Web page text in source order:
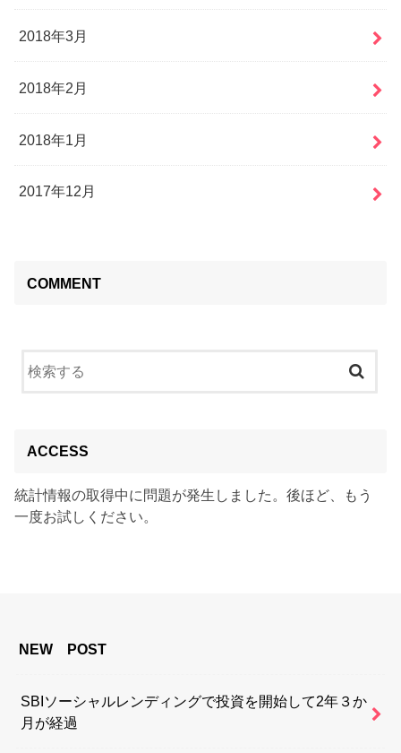
2018年3月
2018年2月
2018年1月
2017年12月
COMMENT
ACCESS
統計情報の取得中に問題が発生しました。後ほど、もう
一度お試しください。
NEW POST
SBIソーシャルレンディングで投資を開始して2年３か
月が経過